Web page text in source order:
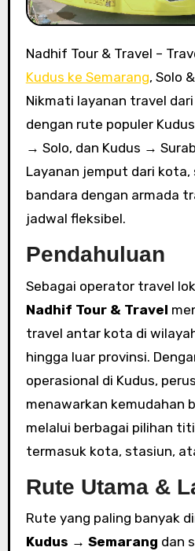
Nadhif Tour & Travel –
Kudus ke Semarang, Solo
Nikmati layanan travel
dengan rute populer
→ Solo, dan Kudus →
Layanan jemput dari
bandara dengan armada
jadwal fleksibel.
Pendahuluan
Sebagai operator travel
Nadhif Tour & Travel
travel antar kota di
hingga luar provinsi.
operasional di Kudus,
menawarkan kemudahan
melalui berbagai pilihan
termasuk kota, stasiun,
Rute Utama &
Rute yang paling banyak
Kudus → Semarang dan